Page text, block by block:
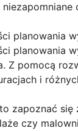
planowania
planowania
Z pomocą
i
zapoznać
czy